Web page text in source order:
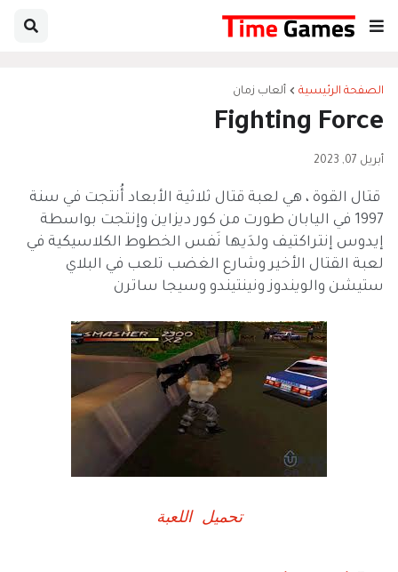
الصفحة الرئيسية ألعاب زمان
Fighting Force
أبريل 07, 2023
قتال القوة ‏، هي لعبة قتال ثلاثية الأبعاد أُنتجت في سنة
1997 في اليابان طورت من كور ديزاين وإنتجت بواسطة
إيدوس إنتراكتيف ولدَيها نَفس الخطوط الكلاسيكية في
لعبة القتال الأخير وشارع الغضب تلعب في البلاي
ستيشن والويندوز ونينتيندو وسيجا ساترن
تحميل اللعبة